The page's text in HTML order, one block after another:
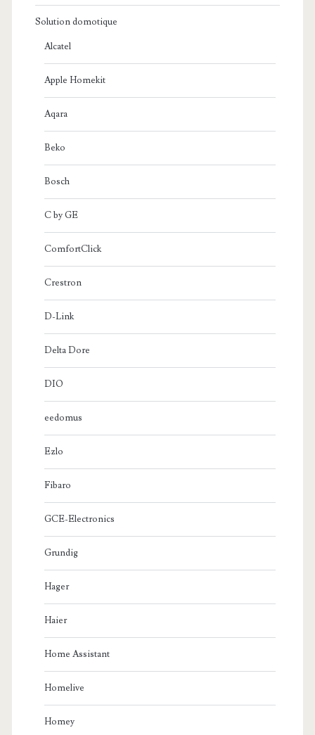
Solution domotique
Alcatel
Apple Homekit
Aqara
Beko
Bosch
C by GE
ComfortClick
Crestron
D-Link
Delta Dore
DIO
eedomus
Ezlo
Fibaro
GCE-Electronics
Grundig
Hager
Haier
Home Assistant
Homelive
Homey